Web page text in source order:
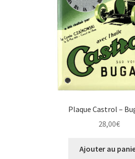
Plaque Castrol –
28,00€
Ajouter au